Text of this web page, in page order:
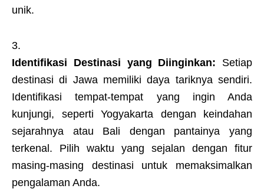
unik.
Identifikasi Destinasi yang Diinginkan: Setiap
destinasi di Jawa memiliki daya tariknya sendiri.
Identifikasi tempat-tempat yang ingin Anda
kunjungi, seperti Yogyakarta dengan keindahan
sejarahnya atau Bali dengan pantainya yang
terkenal. Pilih waktu yang sejalan dengan fitur
masing-masing destinasi untuk memaksimalkan
pengalaman Anda.